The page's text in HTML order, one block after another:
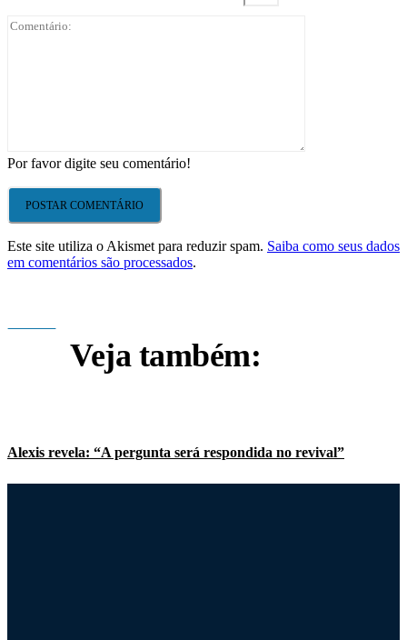
Por favor digite seu comentário!
Este site utiliza o Akismet para reduzir spam. Saiba como seus dados
em comentários são processados.
Veja também:
Alexis revela: “A pergunta será respondida no revival”